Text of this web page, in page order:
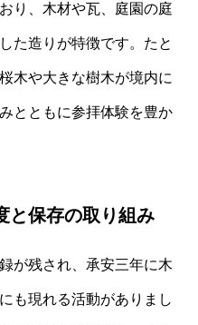
り、木材や瓦、庭園の庭
た造りが特徴です。たと
木や大きな樹木が境内に
とともに参拝体験を豊か
と保存の取り組み
が残され、承安三年に木
も現れる活動がありまし